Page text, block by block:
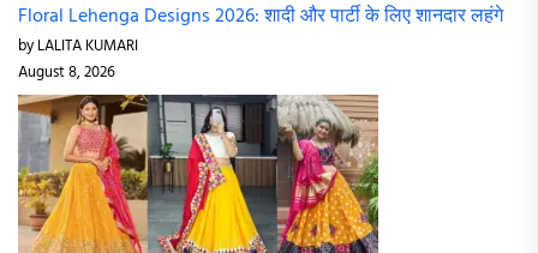
Floral Lehenga Designs 2026: शादी और पार्टी के लिए शानदार लहंगे
by LALITA KUMARI
August 8, 2026